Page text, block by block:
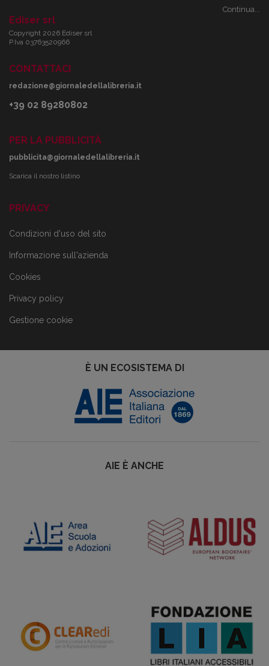
Continua...
Ediser srl
Copyright 2026 Ediser srl
P.Iva 03763520966
CONTATTACI
redazione@giornaledellalibreria.it
+39 02 89280802
PER LA PUBBLICITÀ
pubblicita@giornaledellalibreria.it
Scarica il nostro listino
PRIVACY
Condizioni d'uso del sito
Informazione sull'azienda
Cookies
Privacy policy
Gestione cookie
È UN ECOSISTEMA DI
AIE È ANCHE